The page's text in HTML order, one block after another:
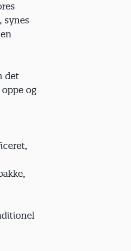
synes
det
og